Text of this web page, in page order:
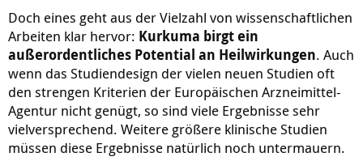
Doch eines geht aus der Vielzahl von wissenschaftlichen
Arbeiten klar hervor: Kurkuma birgt ein
außerordentliches Potential an Heilwirkungen. Auch
wenn das Studiendesign der vielen neuen Studien oft
den strengen Kriterien der Europäischen Arzneimittel-
Agentur nicht genügt, so sind viele Ergebnisse sehr
vielversprechend. Weitere größere klinische Studien
müssen diese Ergebnisse natürlich noch untermauern.